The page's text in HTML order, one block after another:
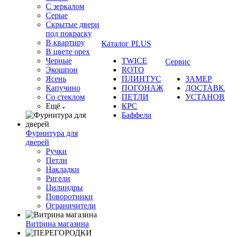
С зеркалом
Серые
Скрытые двери
под покраску
В квартиру
В цвете орех
Черные
Экошпон
Ясень
Капучино
Со стеклом
Ещё
Фурнитура для
дверей
Ручки
Петли
Накладки
Ригели
Цилиндры
Поворотники
Ограничители
Витрина магазина
Каталог PLUS
TWICE
ROTO
ПЛИНТУС
ПОГОНАЖ
ПЕТЛИ
КРС
Баффели
Сервис
ЗАМЕР